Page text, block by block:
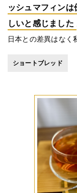
ッシュマフィン
しいと感じました
日本との差異はなく
ショートブレッド